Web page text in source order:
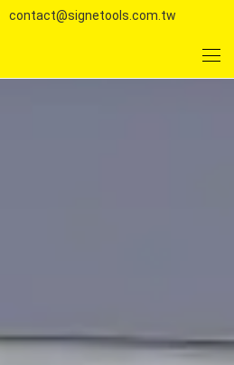
contact@signetools.com.tw